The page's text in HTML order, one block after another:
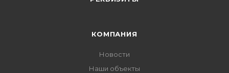
КОМПАНИЯ
Новости
Наши объекты